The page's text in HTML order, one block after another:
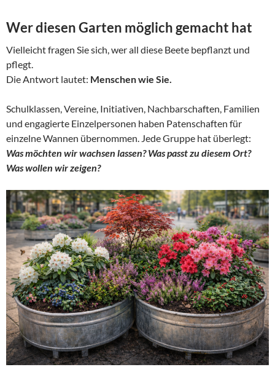
Wer diesen Garten möglich gemacht hat
Vielleicht fragen Sie sich, wer all diese Beete bepflanzt und
pflegt.
Die Antwort lautet: Menschen wie Sie.
Schulklassen, Vereine, Initiativen, Nachbarschaften, Familien
und engagierte Einzelpersonen haben Patenschaften für
einzelne Wannen übernommen. Jede Gruppe hat überlegt:
Was möchten wir wachsen lassen? Was passt zu diesem Ort?
Was wollen wir zeigen?